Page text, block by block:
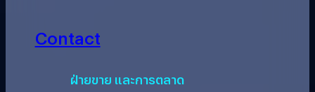
Contact
ฝ่ายขาย และการตลาด